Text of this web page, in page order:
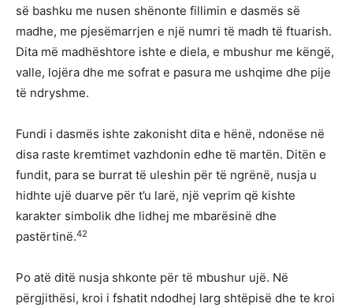
së bashku me nusen shënonte fillimin e dasmës së
madhe, me pjesëmarrjen e një numri të madh të ftuarish.
Dita më madhështore ishte e diela, e mbushur me këngë,
valle, lojëra dhe me sofrat e pasura me ushqime dhe pije
të ndryshme.
Fundi i dasmës ishte zakonisht dita e hënë, ndonëse në
disa raste kremtimet vazhdonin edhe të martën. Ditën e
fundit, para se burrat të uleshin për të ngrënë, nusja u
hidhte ujë duarve për t’u larë, një veprim që kishte
karakter simbolik dhe lidhej me mbarësinë dhe
pastërtinë.42
Po atë ditë nusja shkonte për të mbushur ujë. Në
përgjithësi, kroi i fshatit ndodhej larg shtëpisë dhe te kroi